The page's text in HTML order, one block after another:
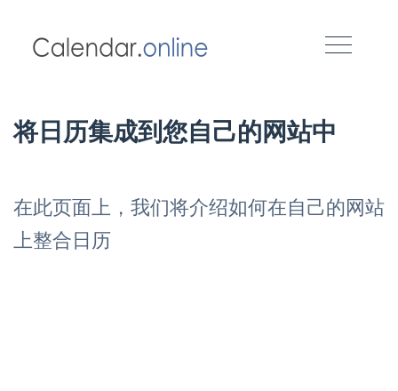
将日历集成到您自己的网站中
在此页面上，我们将介绍如何在自己的网站
上整合日历